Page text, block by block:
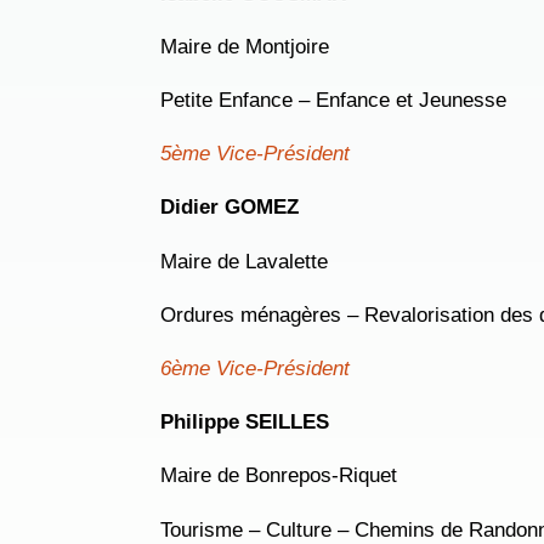
Maire de Montjoire
Petite Enfance – Enfance et Jeunesse
5ème Vice-Président
Didier GOMEZ
Maire de Lavalette
Ordures ménagères – Revalorisation des
6ème Vice-Président
Philippe SEILLES
Maire de Bonrepos-Riquet
Tourisme – Culture – Chemins de